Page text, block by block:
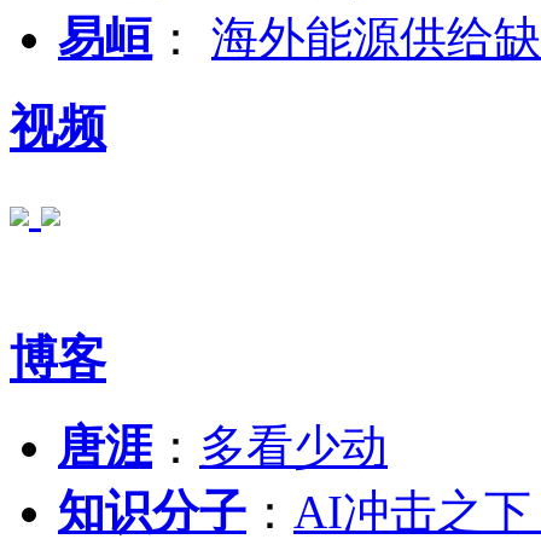
易峘 ： 海外能源供给
视频
博客
唐涯： 多看少动
知识分子 ： AI冲击之